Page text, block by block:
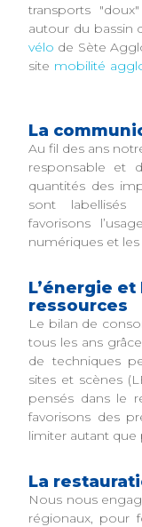
transports
autour du bassin
vélo de Sète
site mobilité
La
Au fil des ans
responsable et
quantités des
sont labellisés
favorisons
numériques et
L’énergie
ressources
Le bilan de
tous les ans
de techniques
sites et scènes
pensés dans le
favorisons des
limiter autant
La
Nous nous
régionaux, pour